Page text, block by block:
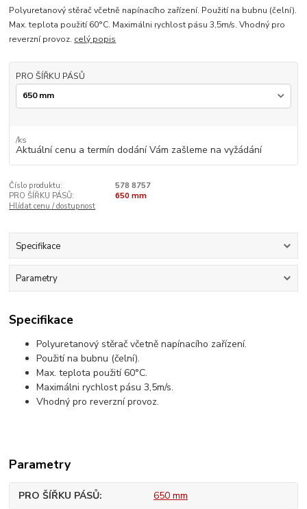
Polyuretanový stěrač včetně napínacího zařízení. Použití na bubnu (čelní).
Max. teplota použití 60°C. Maximálni rychlost pásu 3,5m/s. Vhodný pro
reverzní provoz. celý popis
PRO ŠÍŘKU PÁSŮ
/ks
Aktuální cenu a termín dodání Vám zašleme na vyžádání
Číslo produktu:
578 8757
PRO ŠÍŘKU PÁSŮ:
650 mm
Hlídat cenu / dostupnost
Specifikace
Parametry
Specifikace
Polyuretanový stěrač včetně napínacího zařízení.
Použití na bubnu (čelní).
Max. teplota použití 60°C.
Maximálni rychlost pásu 3,5m/s.
Vhodný pro reverzní provoz.
Parametry
PRO ŠÍŘKU PÁSŮ 650 mm